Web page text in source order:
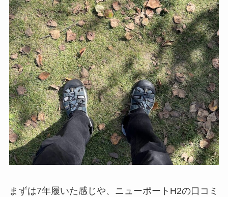
まずは7年履いた感じや、ニューポートH2の口コミ